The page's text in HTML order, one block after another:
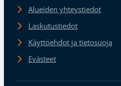
Alueiden yhteystiedot
Laskutustiedot
Käyttöehdot ja tietosuoja
Evästeet